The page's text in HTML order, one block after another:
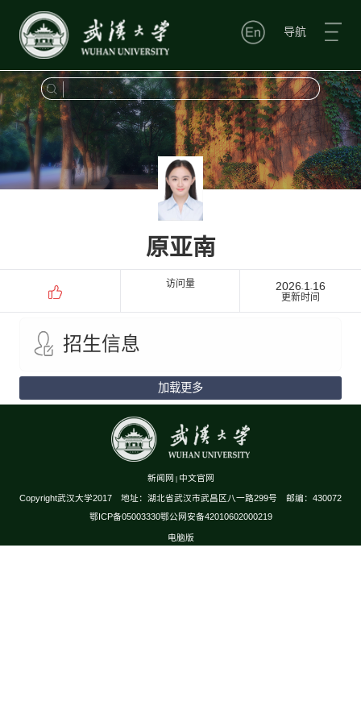
导航
原亚南
访问量 2026-1-16
更新时间
招生信息
加载更多
新闻网 | 中文官网
Copyright武汉大学2017 地址：湖北省武汉市武昌区八一路299号 邮编：430072
鄂ICP备05003330鄂公网安备42010602000219
电脑版